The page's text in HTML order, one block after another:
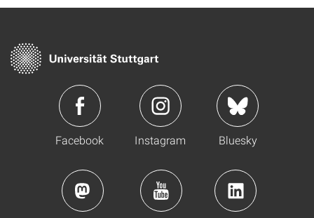
Facebook Instagram Bluesky